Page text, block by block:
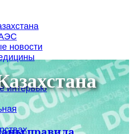
новости
интервью